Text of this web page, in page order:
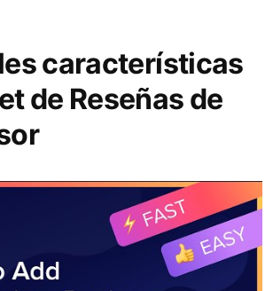
características
de Reseñas de